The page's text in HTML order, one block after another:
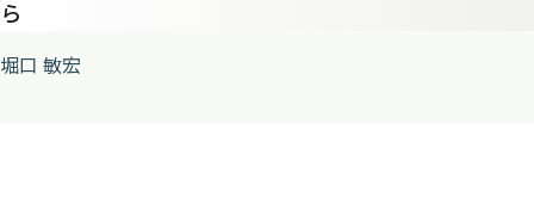
ら
堀口 敏宏